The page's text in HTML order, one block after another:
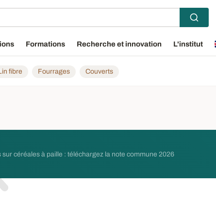
Formations Recherche et innovation L'institut
fibre Fourrages Couverts
céréales à paille : téléchargez la note commune 2026